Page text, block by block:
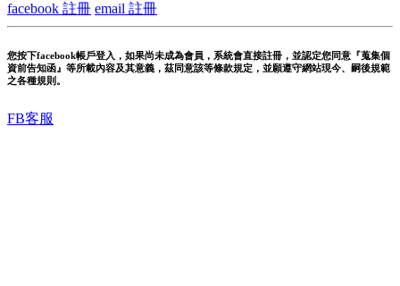
facebook 註冊 email 註冊
您按下facebook帳戶登入，如果尚未成為會員，系統會直接註冊，並認定您同意『蒐集個
資前告知函』等所載內容及其意義，茲同意該等條款規定，並願遵守網站現今、嗣後規範
之各種規則。
FB客服